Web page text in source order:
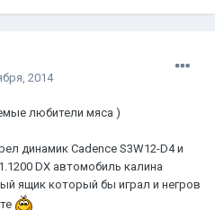
2014
любители мяса )
динамик Cadence S3W12-D4 и
DX автомобиль калина
ящик который бы играл и негров